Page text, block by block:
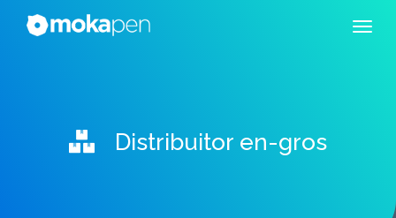
Distribuitor en-gros